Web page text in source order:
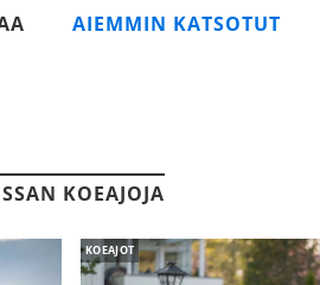
AIEMMIN KATSOTUT
KOEAJOJA
KOEAJOT